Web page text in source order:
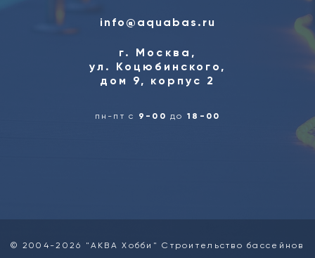
info@aquabas.ru
г. Москва,
ул. Коцюбинского,
дом 9, корпус 2
пн-пт с 9-00 до18-00
© 2004-2026 "АКВА Хобби" Строительство бассейнов